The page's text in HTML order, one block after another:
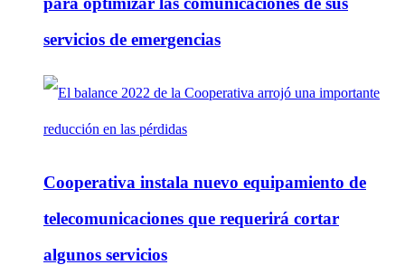
servicios de emergencias
Cooperativa instala nuevo equipamiento de
telecomunicaciones que requerirá cortar
algunos servicios